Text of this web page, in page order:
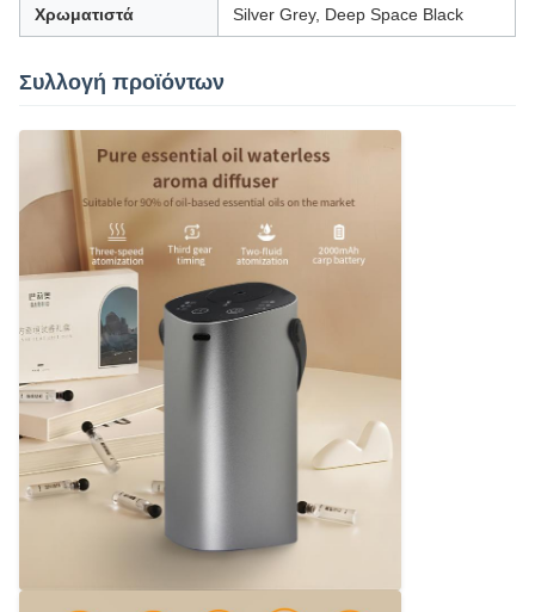
Χρωματιστά Silver Grey, Deep Space Black
Συλλογή προϊόντων